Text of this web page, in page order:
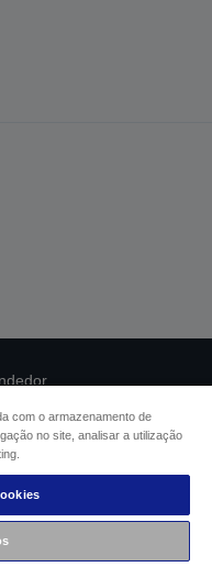
do produto
de Dados da UE
com o armazenamento de
no site, analisar a utilização